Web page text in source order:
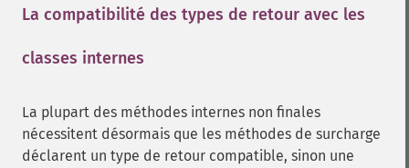
La compatibilité des types de retour avec les
classes internes
La plupart des méthodes internes non finales
nécessitent désormais que les méthodes de surcharge
déclarent un type de retour compatible, sinon une